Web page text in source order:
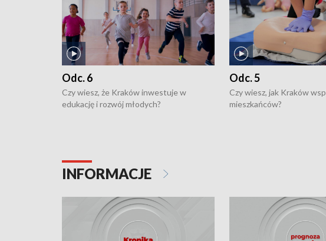
Odc. 6
Czy wiesz, że Kraków inwestuje w
edukację i rozwój młodych?
Odc. 5
Czy wiesz, jak Kraków
mieszkańców?
INFORMACJE